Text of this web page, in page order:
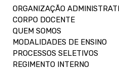
ORGANIZAÇÃO
CORPO DOCENTE
QUEM SOMOS
MODALIDADES DE ENSINO
PROCESSOS SELETIVOS
REGIMENTO INTERNO